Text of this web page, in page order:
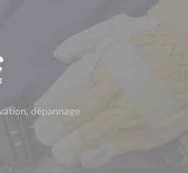
dépannage